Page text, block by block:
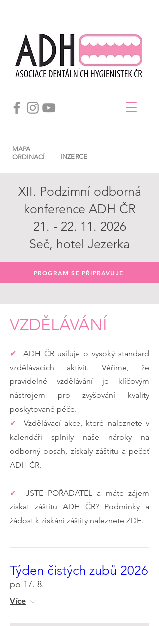
INZERCE
MAPA
ORDINACÍ
XII. Podzimní odborná
konference ADH ČR
21. - 22. 11. 2026
Seč, hotel Jezerka
PROGRAM SE PŘIPRAVUJE
VZDĚLÁVÁNÍ
✔︎ ADH ČR usiluje o vysoký standard
vzdělávacích aktivit. Věříme, že
pravidelné vzdělávání je klíčovým
nástrojem pro zvyšování kvality
poskytované péče.
✔︎ Vzdělávací akce, které naleznete v
kalendáři splnily naše nároky na
odborný obsah, získaly záštitu a pečeť
ADH ČR.
✔︎ JSTE POŘADATEL a máte zájem
získat záštitu ADH ČR? Podmínky a
žádost k získání záštity naleznete ZDE.
Týden čistých zubů 2026
po 17. 8.
Více